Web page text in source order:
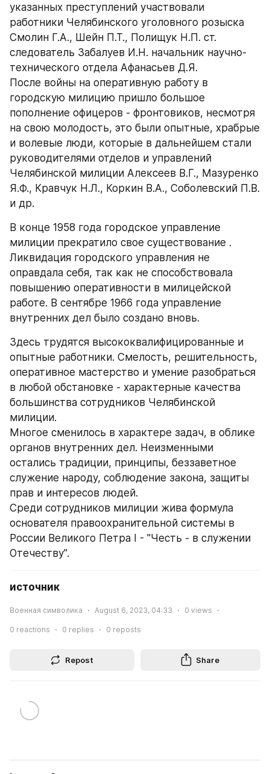
указанных преступлений участвовали
работники Челябинского уголовного розыска
Смолин Г.А., Шейн П.Т., Полищук Н.П. ст.
следователь Забалуев И.Н. начальник научно-
технического отдела Афанасьев Д.Я.
После войны на оперативную работу в
городскую милицию пришло большое
пополнение офицеров - фронтовиков, несмотря
на свою молодость, это были опытные, храбрые
и волевые люди, которые в дальнейшем стали
руководителями отделов и управлений
Челябинской милиции Алексеев В.Г., Мазуренко
Я.Ф., Кравчук Н.Л., Коркин В.А., Соболевский П.В.
и др.
В конце 1958 года городское управление
милиции прекратило свое существование .
Ликвидация городского управления не
оправдала себя, так как не способствовала
повышению оперативности в милицейской
работе. В сентябре 1966 года управление
внутренних дел было создано вновь.
Здесь трудятся высококвалифицированные и
опытные работники. Смелость, решительность,
оперативное мастерство и умение разобраться
в любой обстановке - характерные качества
большинства сотрудников Челябинской
милиции.
Многое сменилось в характере задач, в облике
органов внутренних дел. Неизменными
остались традиции, принципы, беззаветное
служение народу, соблюдение закона, защиты
прав и интересов людей.
Среди сотрудников милиции жива формула
основателя правоохранительной системы в
России Великого Петра I - "Честь - в служении
Отечеству".
источник
Военная символика August 6, 2023, 04:33 0 views
0 reactions 0 replies 0 reposts
Repost Share